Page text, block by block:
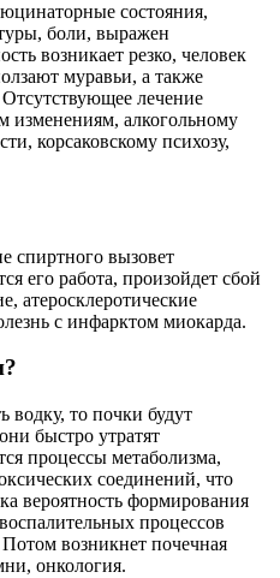
состояния,
боли, выражен
возникает резко, человек
муравьи, а также
лечение
изменениям, алкогольному
корсаковскому психозу,
спиртного вызовет
его работа, произойдет сбой
атеросклеротические
с инфарктом миокарда.
водку, то почки будут
быстро утратят
процессы метаболизма,
соединений, что
вероятность формирования
процессов
возникнет почечная
онкология.